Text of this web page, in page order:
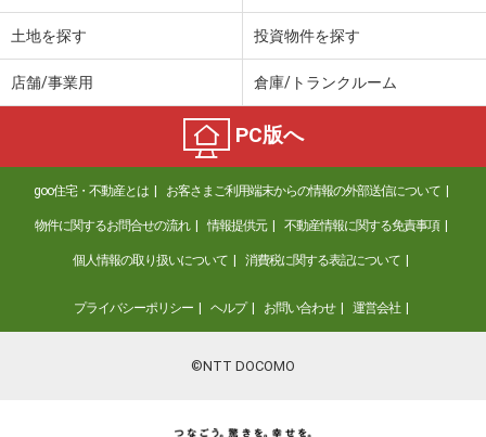
土地を探す 投資物件を探す
店舗/事業用 倉庫/トランクルーム
PC版へ
goo住宅・不動産とは お客さまご利用端末からの情報の外部送信について
物件に関するお問合せの流れ 情報提供元 不動産情報に関する免責事項
個人情報の取り扱いについて 消費税に関する表記について
プライバシーポリシー ヘルプ お問い合わせ 運営会社
©NTT DOCOMO